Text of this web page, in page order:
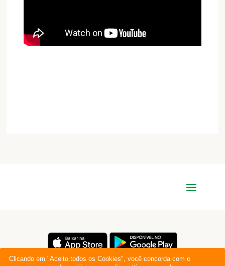
Clicando em "Aceito todos os Cookies", você concorda com o